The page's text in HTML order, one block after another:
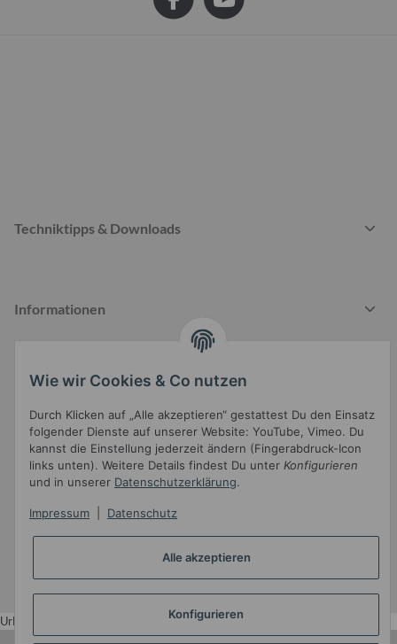
Techniktipps & Downloads
Informationen
Gesetzliche Informationen
Widerrufsbutton
• Powered byJTL-Shop • JTL5-Template mit von Templatix
Wie wir Cookies & Co nutzen
Durch Klicken auf „Alle akzeptieren“ gestattest Du den Einsatz
folgender Dienste auf unserer Website: YouTube, Vimeo. Du
kannst die Einstellung jederzeit ändern (Fingerabdruck-Icon
links unten). Weitere Details findest Du unter Konfigurieren
und in unserer Datenschutzerklärung.
Impressum Datenschutz
Alle akzeptieren
Konfigurieren
Urlaub